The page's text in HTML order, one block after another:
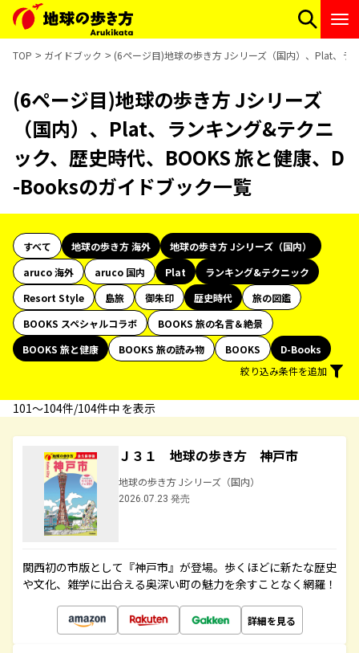
TOP ガイドブック (6ページ目)地球の歩き方 Jシリーズ（国内）、Plat、
(6ページ目)地球の歩き方 Jシリーズ
（国内）、Plat、ランキング&テクニ
ック、歴史時代、BOOKS 旅と健康、D
-Booksのガイドブック一覧
すべて 地球の歩き方 海外
地球の歩き方 Jシリーズ（国内）
aruco 海外
aruco 国内 Plat
ランキング&テクニック
Resort Style
島旅 御朱印 歴史時代
旅の図鑑
BOOKS スペシャルコラボ
BOOKS 旅の名言＆絶景
BOOKS 旅と健康
BOOKS 旅の読み物 BOOKS
D-Books
絞り込み条件を追加
101〜104件/104件中 を表示
Ｊ３１ 地球の歩き方 神戸市
地球の歩き方 Jシリーズ（国内）
2026.07.23 発売
関西初の市版として『神戸市』が登場。歩くほどに新たな歴史
や文化、雑学に出合える奥深い町の魅力を余すことなく網羅！
詳細を見る